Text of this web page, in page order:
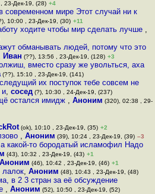
23-Дек-19, (28) +4
современном мире Этот случай ни к
10:00 , 23-Дек-19, (30) +11
ходите чтобы мир сделать лучше ,
обманывать людей, потому что это
Иван (??), 13:56 , 23-Дек-19, (128) +3
вместо сразу же увольться, аха
(??), 15:10 , 23-Дек-19, (141)
их поступок тебе совсем не
и,сосед (?), 10:30 , 24-Дек-19, (237)
остался имидж , Аноним (320), 02:38 , 29-
(ok), 10:10 , 23-Дек-19, (35) +2
,Аноним (39), 10:24 , 23-Дек-19, (39) –3
какой-то бородатый исламофил Надо
(43), 10:32 , 23-Дек-19, (43) +1
Аноним (46), 10:42 , 23-Дек-19, (46) +1
лалок,Аноним (48), 10:43 , 23-Дек-19, (48)
в 2 3 стран за её обсуждение
, Аноним (52), 10:50 , 23-Дек-19, (52)